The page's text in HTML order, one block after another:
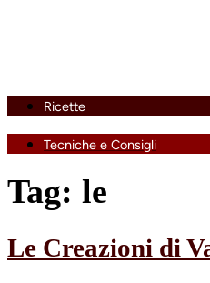
Ricette
Tecniche e Consigli
Tag: le
Le Creazioni di